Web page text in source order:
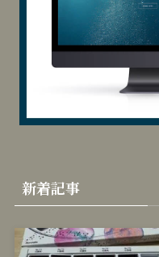
新着記事